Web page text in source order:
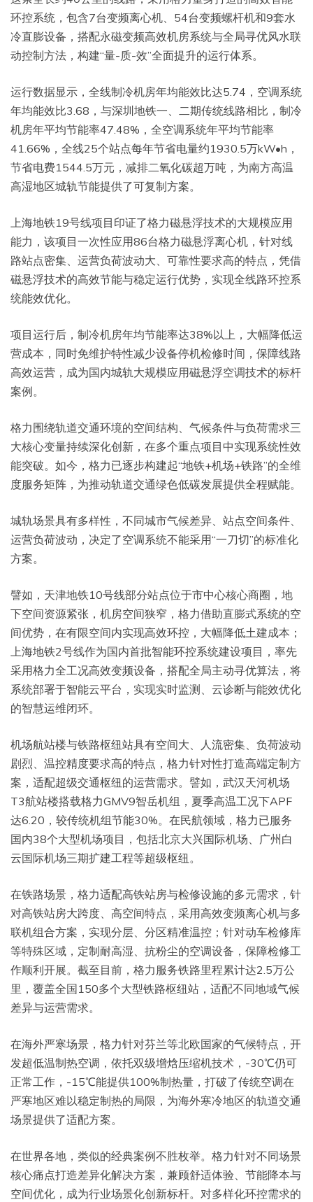
环控系统，包含7台变频离心机、54台变频螺杆机和9套水
冷直膨设备，搭配永磁变频高效机房系统与全局寻优风水联
动控制方法，构建“量-质-效”全面提升的运行体系。
运行数据显示，全线制冷机房年均能效比达5.74，空调系统
年均能效比3.68，与深圳地铁一、二期传统线路相比，制冷
机房年平均节能率47.48%，全空调系统年平均节能率
41.66%，全线25个站点每年节省电量约1930.5万kW•h，
节省电费1544.5万元，减排二氧化碳超万吨，为南方高温
高湿地区城轨节能提供了可复制方案。
上海地铁19号线项目印证了格力磁悬浮技术的大规模应用
能力，该项目一次性应用86台格力磁悬浮离心机，针对线
路站点密集、运营负荷波动大、可靠性要求高的特点，凭借
磁悬浮技术的高效节能与稳定运行优势，实现全线路环控系
统能效优化。
项目运行后，制冷机房年均节能率达38%以上，大幅降低运
营成本，同时免维护特性减少设备停机检修时间，保障线路
高效运营，成为国内城轨大规模应用磁悬浮空调技术的标杆
案例。
格力围绕轨道交通环境的空间结构、气候条件与负荷需求三
大核心变量持续深化创新，在多个重点项目中实现系统性效
能突破。如今，格力已逐步构建起“地铁+机场+铁路”的全维
度服务矩阵，为推动轨道交通绿色低碳发展提供全程赋能。
城轨场景具有多样性，不同城市气候差异、站点空间条件、
运营负荷波动，决定了空调系统不能采用“一刀切”的标准化
方案。
譬如，天津地铁10号线部分站点位于市中心核心商圈，地
下空间资源紧张，机房空间狭窄，格力借助直膨式系统的空
间优势，在有限空间内实现高效环控，大幅降低土建成本；
上海地铁2号线作为国内首批智能环控系统建设项目，率先
采用格力全工况高效变频设备，搭配全局主动寻优算法，将
系统部署于智能云平台，实现实时监测、云诊断与能效优化
的智慧运维闭环。
机场航站楼与铁路枢纽站具有空间大、人流密集、负荷波动
剧烈、温控精度要求高的特点，格力针对性打造高端定制方
案，适配超级交通枢纽的运营需求。譬如，武汉天河机场
T3航站楼搭载格力GMV9智岳机组，夏季高温工况下APF
达6.20，较传统机组节能30%。在民航领域，格力已服务
国内38个大型机场项目，包括北京大兴国际机场、广州白
云国际机场三期扩建工程等超级枢纽。
在铁路场景，格力适配高铁站房与检修设施的多元需求，针
对高铁站房大跨度、高空间特点，采用高效变频离心机与多
联机组合方案，实现分层、分区精准温控；针对动车检修库
等特殊区域，定制耐高湿、抗粉尘的空调设备，保障检修工
作顺利开展。截至目前，格力服务铁路里程累计达2.5万公
里，覆盖全国150多个大型铁路枢纽站，适配不同地域气候
差异与运营需求。
在海外严寒场景，格力针对芬兰等北欧国家的气候特点，开
发超低温制热空调，依托双级增焓压缩机技术，-30℃仍可
正常工作，-15℃能提供100%制热量，打破了传统空调在
严寒地区难以稳定制热的局限，为海外寒冷地区的轨道交通
场景提供了适配方案。
在世界各地，类似的经典案例不胜枚举。格力针对不同场景
核心痛点打造差异化解决方案，兼顾舒适体验、节能降本与
空间优化，成为行业场景化创新标杆。对多样化环控需求的